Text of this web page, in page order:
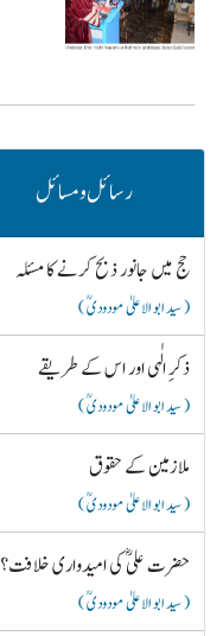
رسائل و مسائل
حج میں جانور ذبح کرنے کا مسئلہ
( سید ابو الاعلیٰ مودودیؒ )
ذکرِ الٰہی اور اس کے طریقے
( سید ابو الاعلیٰ مودودیؒ )
ملازمین کے حقوق
( سید ابو الاعلیٰ مودودیؒ )
حضرت علیؓ کی امیدواری خلافت؟
( سید ابو الاعلیٰ مودودیؒ )